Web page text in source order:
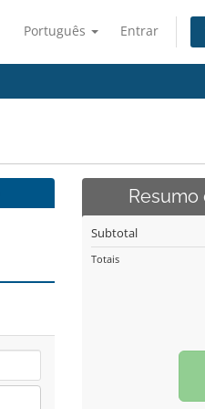
Português Entrar
Resumo
Subtotal
Totais